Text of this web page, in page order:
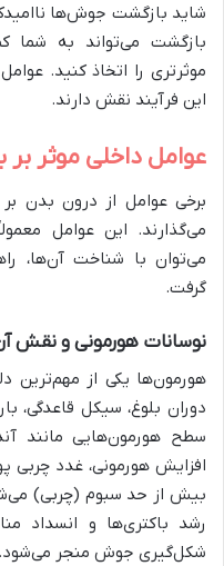
شاید بازگشت جوش‌ها
بازگشت می‌تواند به شما
موثرتری را اتخاذ کنید.
این فرآیند نقش دارند.
عوامل داخلی موثر بر
برخی عوامل از درون بدن
می‌گذارند. این عوامل
می‌توان با شناخت آن‌ها،
گرفت.
نوسانات هورمونی و نقش
هورمون‌ها یکی از مهم‌ترین
دوران بلوغ، سیکل قاعدگی،
سطح هورمون‌هایی مانند
افزایش هورمونی، غدد چربی
بیش از حد سبوم (چربی)
رشد باکتری‌ها و انسداد
شکل‌گیری جوش منجر می‌شود.